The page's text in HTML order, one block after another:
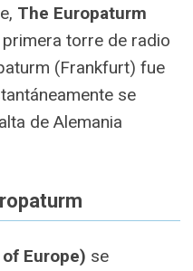
The Europaturm
torre de radio
(Frankfurt) fue
se
de Alemania
Europe) se